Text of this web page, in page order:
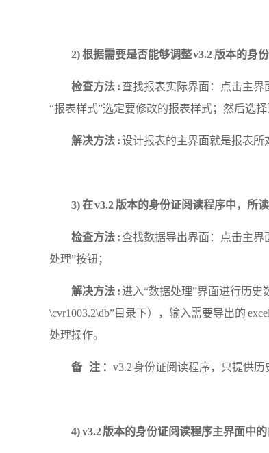
2)根据需要是否能够调整v3.2 版本的身
检查方法 :查找报表实际界面：点击主界
“报表样式”选定要修改的报表样式；然后选
解决方法 :设计报表的主界面就是报表
3)在v3.2 版本的身份证阅读程序中，所
检查方法 :查找数据导出界面：点击主界
处理”按钮；
解决方法 :进入“数据处理”界面进行历史
\cvr1003.2\db”目录下），输入需要导出的
处理操作。
备注 ： v3.2 身份证阅读程序，只提供
4)v3.2 版本的身份证阅读程序主界面中的